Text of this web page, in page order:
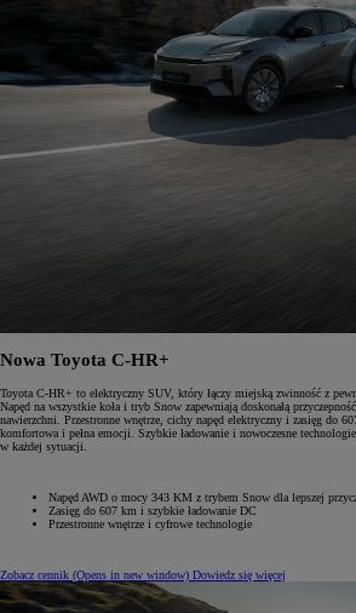
Nowa Toyota C-HR+
Toyota C-HR+ to elektryczny SUV, który łączy miejską zwinność z
Napęd na wszystkie koła i tryb Snow zapewniają doskonałą
nawierzchni. Przestronne wnętrze, cichy napęd elektryczny i zasięg do
komfortowa i pełna emocji. Szybkie ładowanie i nowoczesne
w każdej sytuacji.
Napęd AWD o mocy 343 KM z trybem Snow dla lepszej
Zasięg do 607 km i szybkie ładowanie DC
Przestronne wnętrze i cyfrowe technologie
Zobacz cennik (Opens in new window) Dowiedz się więcej